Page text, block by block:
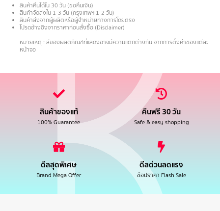
สินค้าคืนได้ใน 30 วัน (ขอคืนเงิน)
สินค้าจัดส่งใน 1-3 วัน (กรุงเทพฯ 1-2 วัน)
สินค้าส่งจากผู้ผลิตหรือผู้จำหน่ายทางการโดยตรง
โปรดอ้างอิงจากราคาก่อนสั่งซื้อ (Disclaimer)
หมายเหตุ : สีของผลิตภัณฑ์ที่แสดงอาจมีความแตกต่างกัน จากการตั้งค่าของแต่ละ
หน้าจอ
สินค้าของแท้
100% Guarantee
คืนฟรี 30 วัน
Safe & easy shopping
ดีลสุดพิเศษ
Brand Mega Offer
ดีลด่วนลดแรง
ช้อปราคา Flash Sale